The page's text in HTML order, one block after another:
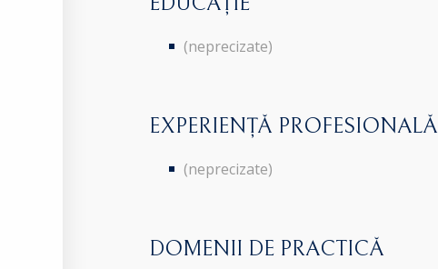
(neprecizate)
EXPERIENȚĂ PROFESIONALĂ
(neprecizate)
DOMENII DE PRACTICĂ